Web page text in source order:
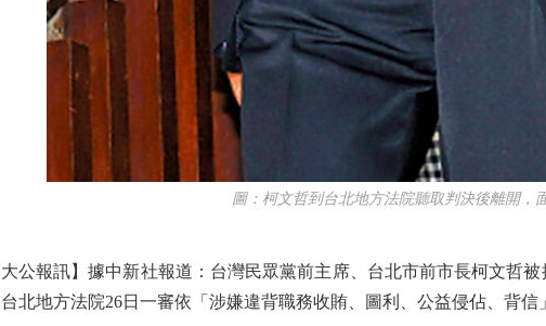
圖：柯文哲到台北地方法院聽取判決後離開，面
報訊】據中新社報道：台灣民眾黨前主席、台北市前市長柯文哲被
北地方法院26日一審依「涉嫌違背職務收賄、圖利、公益侵佔、背信